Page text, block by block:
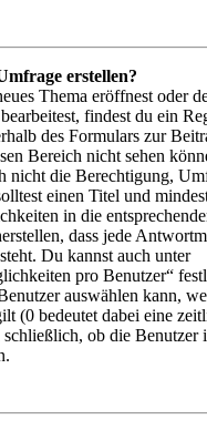
erstellen?
Thema eröffnest oder
findest du ein
des Formulars zur
Bereich nicht sehen
nicht die Berechtigung,
einen Titel und
in die
dass jede
Du kannst auch unter
pro Benutzer“
auswählen kann,
(0 bedeutet dabei eine
ob die Benutzer